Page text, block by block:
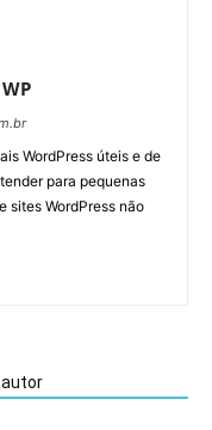
WordPress úteis e de
para pequenas
sites WordPress não